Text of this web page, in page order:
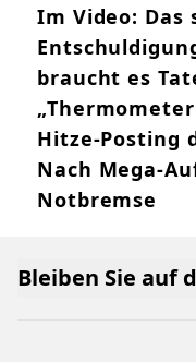
Im Video: Das
braucht es
Hitze-Posting
Nach Mega-
Notbremse
Bleiben Sie auf